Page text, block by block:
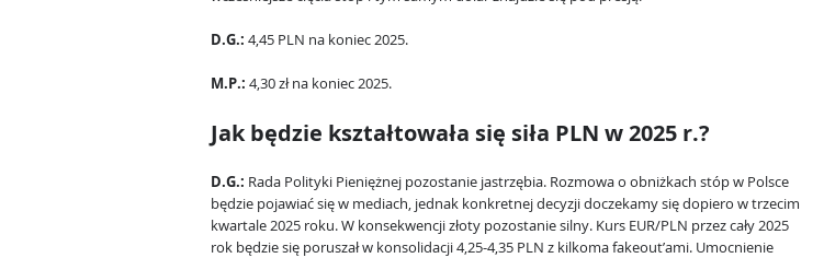
D.G.: 4,45 PLN na koniec 2025.
M.P.: 4,30 zł na koniec 2025.
Jak będzie kształtowała się siła PLN w 2025 r.?
D.G.: Rada Polityki Pieniężnej pozostanie jastrzębia. Rozmowa o obniżkach stóp w Polsce
będzie pojawiać się w mediach, jednak konkretnej decyzji doczekamy się dopiero w trzecim
kwartale 2025 roku. W konsekwencji złoty pozostanie silny. Kurs EUR/PLN przez cały 2025
rok będzie się poruszał w konsolidacji 4,25-4,35 PLN z kilkoma fakeout’ami. Umocnienie